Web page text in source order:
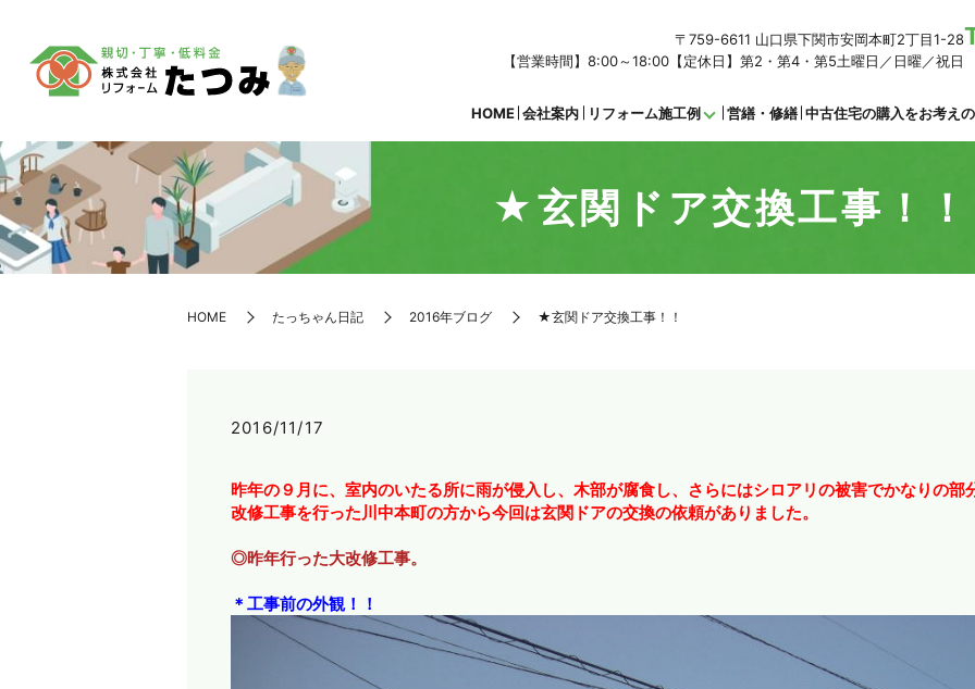
HOME 会社案内 リフォーム施工例 営繕・修繕 中古住宅の購入をお考え
〒759-6611 山口県下関市安岡本町2丁目1-28
【営業時間】8:00～18:00【定休日】第2・第4・第5土曜日／日曜／祝日
★玄関ドア交換工事！！
HOME たっちゃん日記 2016年ブログ ★玄関ドア交換工事！！
2016/11/17
昨年の９月に、室内のいたる所に雨が侵入し、木部が腐食し、さらにはシロアリの被害でかなりの
改修工事を行った川中本町の方から今回は玄関ドアの交換の依頼がありました。
◎昨年行った大改修工事。
＊工事前の外観！！